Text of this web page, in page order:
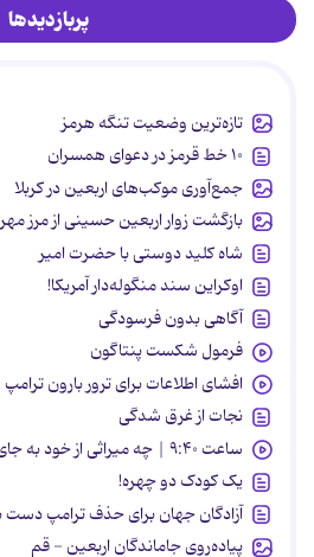
پربازدیدها
تازه‌ترین وضعیت تنگه هرمز
۱۰ خط قرمز در دعوای همسران
جمع‌آوری موکب‌های اربعین در کربلا
بازگشت زوار اربعین حسینی از مرز
شاه کلید دوستی با حضرت امیر
اوکراین سند منگوله‌دار آمریکا!
آگاهی بدون فرسودگی
فرمول شکست پنتاگون
افشای اطلاعات برای ترور بارون ترامپ
نجات از غرق شدگی
ساعت ۹:۴۰ | چه میراثی از خود به جای گذاشت؟
یک کودک دو چهره!
آزادگان جهان برای حذف ترامپ دست
پیاده‌روی جاماندگان اربعین - قم